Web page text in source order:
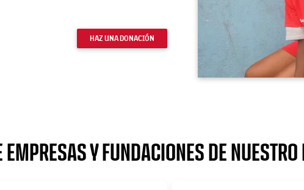
HAZ UNA DONACIÓN
Y FUNDACIONES DE